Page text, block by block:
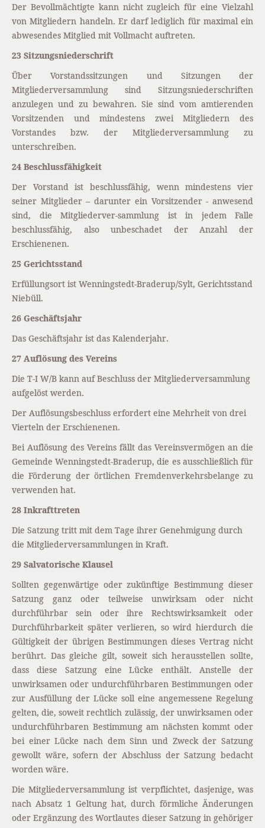
Der Bevollmächtigte kann nicht zugleich für eine Vielzahl
von Mitgliedern handeln. Er darf lediglich für maximal ein
abwesendes Mitglied mit Vollmacht auftreten.
23 Sitzungsniederschrift
Über Vorstandssitzungen und Sitzungen der
Mitgliederversammlung sind Sitzungsniederschriften
anzulegen und zu bewahren. Sie sind vom amtierenden
Vorsitzenden und mindestens zwei Mitgliedern des
Vorstandes bzw. der Mitgliederversammlung zu
unterschreiben.
24 Beschlussfähigkeit
Der Vorstand ist beschlussfähig, wenn mindestens vier
seiner Mitglieder – darunter ein Vorsitzender - anwesend
sind, die Mitgliederver-sammlung ist in jedem Falle
beschlussfähig, also unbeschadet der Anzahl der
Erschienenen.
25 Gerichtsstand
Erfüllungsort ist Wenningstedt-Braderup/Sylt, Gerichtsstand
Niebüll.
26 Geschäftsjahr
Das Geschäftsjahr ist das Kalenderjahr.
27 Auflösung des Vereins
Die T-I W/B kann auf Beschluss der Mitgliederversammlung
aufgelöst werden.
Der Auflösungsbeschluss erfordert eine Mehrheit von drei
Vierteln der Erschienenen.
Bei Auflösung des Vereins fällt das Vereinsvermögen an die
Gemeinde Wenningstedt-Braderup, die es ausschließlich für
die Förderung der örtlichen Fremdenverkehrsbelange zu
verwenden hat.
28 Inkrafttreten
Die Satzung tritt mit dem Tage ihrer Genehmigung durch
die Mitgliederversammlungen in Kraft.
29 Salvatorische Klausel
Sollten gegenwärtige oder zukünftige Bestimmung dieser
Satzung ganz oder teilweise unwirksam oder nicht
durchführbar sein oder ihre Rechtswirksamkeit oder
Durchführbarkeit später verlieren, so wird hierdurch die
Gültigkeit der übrigen Bestimmungen dieses Vertrag nicht
berührt. Das gleiche gilt, soweit sich herausstellen sollte,
dass diese Satzung eine Lücke enthält. Anstelle der
unwirksamen oder undurchführbaren Bestimmungen oder
zur Ausfüllung der Lücke soll eine angemessene Regelung
gelten, die, soweit rechtlich zulässig, der unwirksamen oder
undurchführbaren Bestimmung am nächsten kommt oder
bei einer Lücke nach dem Sinn und Zweck der Satzung
gewollt wäre, sofern der Abschluss der Satzung bedacht
worden wäre.
Die Mitgliederversammlung ist verpflichtet, dasjenige, was
nach Absatz 1 Geltung hat, durch förmliche Änderungen
oder Ergänzung des Wortlautes dieser Satzung in gehöriger